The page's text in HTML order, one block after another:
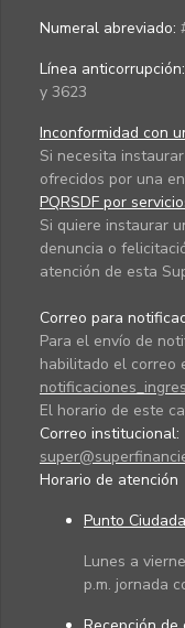
Numeral abreviado:
Línea anticorrupción:
y 3623
Inconformidad con
Si necesita
ofrecidos por una
PQRSDF por
Si quiere instaurar
denuncia o
atención de esta
Correo para
Para el envío de
habilitado el correo
El horario de este
Correo institucional:
Horario de atención
Punto
Lunes a
p.m. jornada